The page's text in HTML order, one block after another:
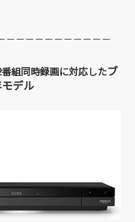
－－－－－－－－－－－
組同時録画に対応したブ
デル